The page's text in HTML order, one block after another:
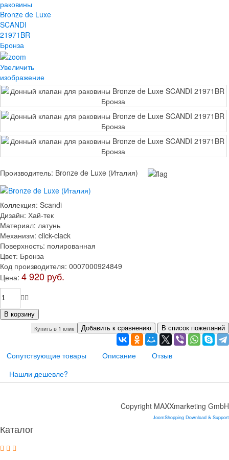
Увеличить
изображение
Производитель: Bronze de Luxe (Италия)
Коллекция: Scandi
Дизайн: Хай-тек
Материал: латунь
Механизм: click-clack
Поверхность: полированная
Цвет: Бронза
Код производителя: 0007000924849
Цена: 4 920 руб.
Купить в 1 клик
Сопутствующие товары Описание
Отзыв
Нашли дешевле?
Copyright MAXXmarketing GmbH
JoomShopping Download & Support
Каталог